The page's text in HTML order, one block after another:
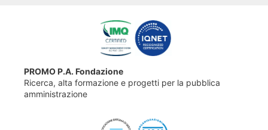
PROMO P.A. Fondazione
Ricerca, alta formazione e progetti per la pubblica
amministrazione